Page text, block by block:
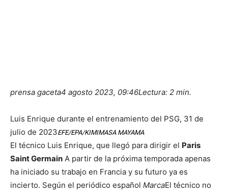
prensa gaceta4 agosto 2023, 09:46Lectura: 2 min.
Luis Enrique durante el entrenamiento del PSG, 31 de
julio de 2023EFE/EPA/KIMIMASA MAYAMA
El técnico Luis Enrique, que llegó para dirigir el Paris
Saint Germain A partir de la próxima temporada apenas
ha iniciado su trabajo en Francia y su futuro ya es
incierto. Según el periódico español MarcaEl técnico no